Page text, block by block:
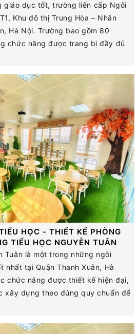
giáo dục tốt, trường liên cấp Ngôi
Khu đô thị Trung Hòa – Nhân
Hà Nội. Trường bao gồm 80
chức năng được trang bị đầy đủ
HỌC - THIẾT KẾ PHÒNG
TIỂU HỌC NGUYỄN TUÂN
Tuân là một trong những ngôi
tại Quận Thanh Xuân, Hà
chức năng được thiết kế hiện đại,
xây dựng theo đúng quy chuẩn để